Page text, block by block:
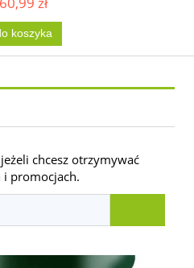
koszyka
chcesz otrzymywać
promocjach.